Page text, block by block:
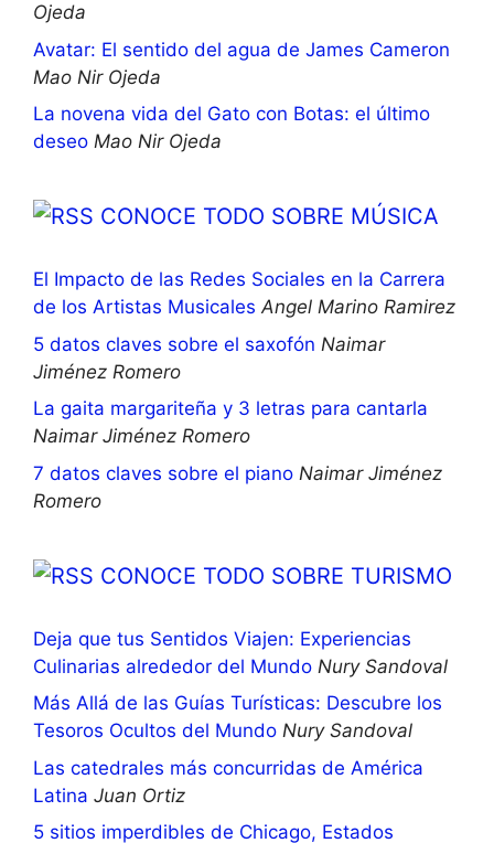
Ojeda
Avatar: El sentido del agua de James Cameron
Mao Nir Ojeda
La novena vida del Gato con Botas: el último
deseo Mao Nir Ojeda
CONOCE TODO SOBRE MÚSICA
El Impacto de las Redes Sociales en la Carrera
de los Artistas Musicales Angel Marino Ramirez
5 datos claves sobre el saxofón Naimar
Jiménez Romero
La gaita margariteña y 3 letras para cantarla
Naimar Jiménez Romero
7 datos claves sobre el piano Naimar Jiménez
Romero
CONOCE TODO SOBRE TURISMO
Deja que tus Sentidos Viajen: Experiencias
Culinarias alrededor del Mundo Nury Sandoval
Más Allá de las Guías Turísticas: Descubre los
Tesoros Ocultos del Mundo Nury Sandoval
Las catedrales más concurridas de América
Latina Juan Ortiz
5 sitios imperdibles de Chicago, Estados